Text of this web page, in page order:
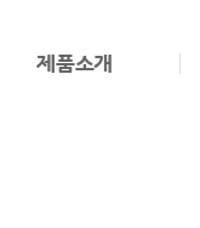
제품소개